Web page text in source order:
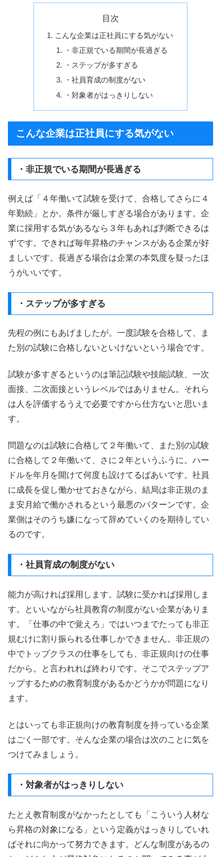
目次
こんな企業は正社員にする気がない
・非正規でいる期間が長過ぎる
・ステップが多すぎる
・社員育成の制度がない
・対象者がはっきりしない
こんな企業は正社員にする気がない
・非正規でいる期間が長過ぎる
例えば「４年働いて試験を受けて、合格してさらに４
年勤続」とか。条件が厳しすぎる場合があります。企
業に採用する気があるなら３年もあれば判断できるは
ずです。できれば毎年昇格のチャンスがある企業が好
ましいです。長過ぎる場合は企業の本気度を疑ったほ
うがいいです。
・ステップが多すぎる
先程の例にもあげましたが。一度試験を合格して、ま
た別の試験に合格しないといけないという場合です。
試験が多すぎるというのは筆記試験や技能試験、一次
面接、二次面接というレベルではありません。それら
は人を評価するうえで必要ですから仕方ないと思いま
す。
問題なのは試験に合格して２年働いて、また別の試験
に合格して２年働いて、さに２年というふうに。ハー
ドルを年月を開けて何度も設けてるばあいです。社員
に成長を促し働かせておきながら、結局は非正規のま
ま安月給で働かされるという最悪のパターンです。企
業側はそのうち嫌になって辞めていくのを期待してい
るのです。
・社員育成の制度がない
能力が高ければ採用します。試験に受かれば採用しま
す。といいながら社員教育の制度がない企業がありま
す。「仕事の中で覚えろ」ではいつまでたっても非正
規むけに割り振られる仕事しかできません。非正規の
中でトップクラスの仕事をしても、非正規向けの仕事
だから。と言われれば終わりです。そこでステップア
ップするための教育制度があるかどうかが問題になり
ます。
とはいっても非正規向けの教育制度を持っている企業
はごく一部です。そんな企業の場合は次のことに気を
つけてみましょう。
・対象者がはっきりしない
たとえ教育制度がなかったとしても「こういう人材な
ら昇格の対象になる」という定義がはっきりしていれ
ばそれに向かって努力できます。どんな制度があるの